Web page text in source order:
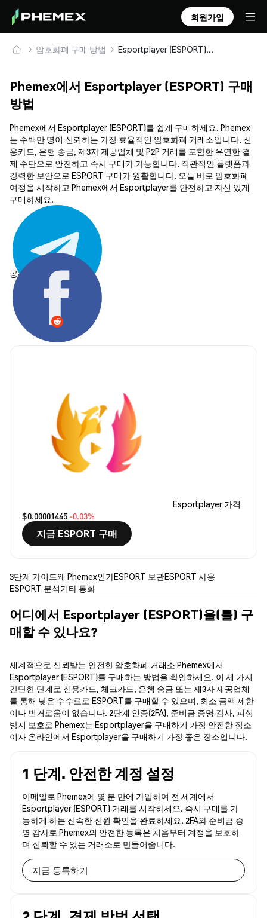
회원가입
암호화폐 구매 방법 Esportplayer (ESPORT) 안전하게 구매 및 보관
Phemex에서 Esportplayer (ESPORT) 구매
방법
Phemex에서 Esportplayer (ESPORT)를 쉽게 구매하세요. Phemex
는 수백만 명이 신뢰하는 가장 효율적인 암호화폐 거래소입니다. 신
용카드, 은행 송금, 제3자 제공업체 및 P2P 거래를 포함한 유연한 결
제 수단으로 안전하고 즉시 구매가 가능합니다. 직관적인 플랫폼과
강력한 보안으로 ESPORT 구매가 원활합니다. 오늘 바로 암호화폐
여정을 시작하고 Phemex에서 Esportplayer를 안전하고 자신 있게
구매하세요.
공유하기:
Esportplayer 가격
$0.00001445 -0.03%
지금 ESPORT 구매
3단계 가이드왜 Phemex인가ESPORT 보관ESPORT 사용
ESPORT 분석기타 통화
어디에서 Esportplayer (ESPORT)을(를) 구
매할 수 있나요?
세계적으로 신뢰받는 안전한 암호화폐 거래소 Phemex에서
Esportplayer (ESPORT)를 구매하는 방법을 확인하세요. 이 세 가지
간단한 단계로 신용카드, 체크카드, 은행 송금 또는 제3자 제공업체
를 통해 낮은 수수료로 ESPORT를 구매할 수 있으며, 최소 금액 제한
이나 번거로움이 없습니다. 2단계 인증(2FA), 준비금 증명 감사, 피싱
방지 보호로 Phemex는 Esportplayer을 구매하기 가장 안전한 장소
이자 온라인에서 Esportplayer을 구매하기 가장 좋은 장소입니다.
1 단계. 안전한 계정 설정
이메일로 Phemex에 몇 분 만에 가입하여 전 세계에서
Esportplayer (ESPORT) 거래를 시작하세요. 즉시 구매를 가
능하게 하는 신속한 신원 확인을 완료하세요. 2FA와 준비금 증
명 감사로 Phemex의 안전한 등록은 처음부터 계정을 보호하
며 신뢰할 수 있는 거래소로 만들어줍니다.
지금 등록하기